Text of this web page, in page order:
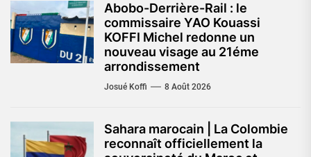
Abobo-Derrière-Rail : le
commissaire YAO Kouassi
KOFFI Michel redonne un
nouveau visage au 21éme
arrondissement
Josué Koffi 8 Août 2026
Sahara marocain | La Colombie
reconnaît officiellement la